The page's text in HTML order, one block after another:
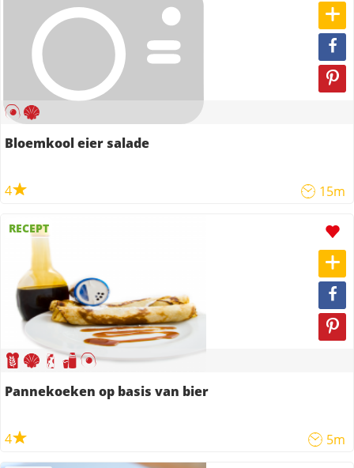
Bloemkool eier salade
4 15m
RECEPT
Pannekoeken op basis van bier
4 5m